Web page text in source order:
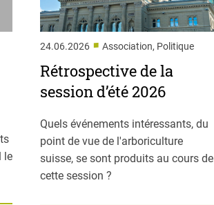
le
24.06.2026 ■ Association, Politique
Rétrospective de la
session d’été 2026
Quels événements intéressants, du
point de vue de l'arboriculture
suisse, se sont produits au cours de
cette session ?